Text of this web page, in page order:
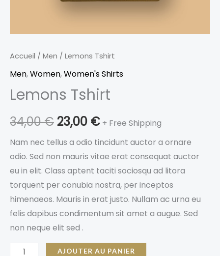
Accueil / Men / Lemons Tshirt
Men,Women,Women's Shirts
Lemons Tshirt
34,00€ 23,00 € + Free Shipping
Nam nec tellus a odio tincidunt auctor a ornare
odio. Sed non mauris vitae erat consequat auctor
eu in elit. Class aptent taciti sociosqu ad litora
torquent per conubia nostra, per inceptos
himenaeos. Mauris in erat justo. Nullam ac urna eu
felis dapibus condimentum sit amet a augue. Sed
non neque elit sed .
AJOUTER AU PANIER